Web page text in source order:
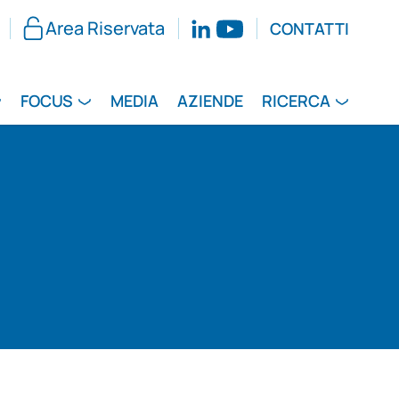
Area Riservata CONTATTI
FOCUS MEDIA AZIENDE RICERCA